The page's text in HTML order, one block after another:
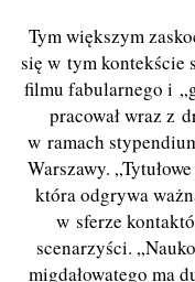
Tym większym
się w tym kontekście
filmu fabularnego i
pracował wraz z
w ramach
Warszawy.
która odgrywa
w sferze
scenarzyści.
migdałowatego ma